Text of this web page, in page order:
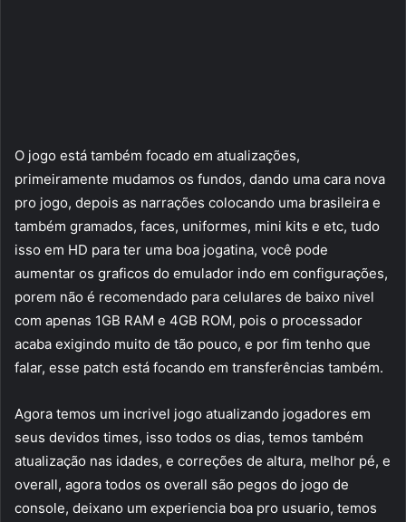
O jogo está também focado em atualizações,
primeiramente mudamos os fundos, dando uma cara nova
pro jogo, depois as narrações colocando uma brasileira e
também gramados, faces, uniformes, mini kits e etc, tudo
isso em HD para ter uma boa jogatina, você pode
aumentar os graficos do emulador indo em configurações,
porem não é recomendado para celulares de baixo nivel
com apenas 1GB RAM e 4GB ROM, pois o processador
acaba exigindo muito de tão pouco, e por fim tenho que
falar, esse patch está focando em transferências também.
Agora temos um incrivel jogo atualizando jogadores em
seus devidos times, isso todos os dias, temos também
atualização nas idades, e correções de altura, melhor pé, e
overall, agora todos os overall são pegos do jogo de
console, deixano um experiencia boa pro usuario, temos